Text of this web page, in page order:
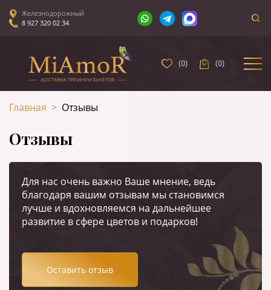
Железнодорожный
8 927 320 02 34
(0) (0)
Главная > Отзывы
Отзывы
Для нас очень важно Ваше мнение, ведь
благодаря вашим отзывам мы становимся
лучше и вдохновляемся на дальнейшее
развитие в сфере цветов и подарков!
Оставить отзыв